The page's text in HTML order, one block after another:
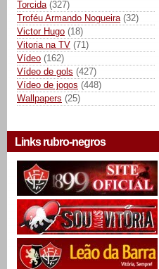
Torcida (327)
Troféu Armando Nogueira (32)
Victor Hugo (18)
Vitoria na TV (71)
Vídeo (162)
Vídeo de gols (427)
Vídeo de jogos (448)
Wallpapers (25)
Links rubro-negros